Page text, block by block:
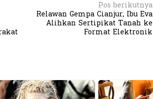
Pos berikutnya
Relawan Gempa Cianjur, Ibu Eva
Alihkan Sertipikat Tanah ke
Format Elektronik